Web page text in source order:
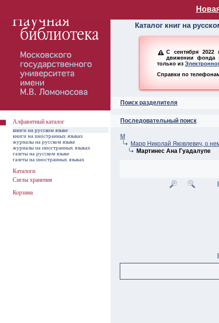
Алфавитный
Каталог книг на
С сентября 2022
движении фонда
только из
Справки по
Поиск разделителя
Последовательный поиск
М
Марр Николай Яковлевич, о
Мартинес Ана Гуадалупе
Алфавитный каталог
книги на русском языке
книги на иностранных языках
журналы на русском языке
журналы на иностранных языках
газеты на русском языке
газеты на иностранных языках
Каталоги
Сиглы хранения
Корзина